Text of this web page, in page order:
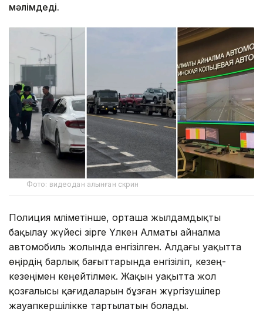
мәлімдеді.
Фото: видеодан алынған скрин
Полиция мәліметінше, орташа жылдамдықты
бақылау жүйесі әзірге Үлкен Алматы айналма
автомобиль жолында енгізілген. Алдағы уақытта
өңірдің барлық бағыттарында енгізіліп, кезең-
кезеңімен кеңейтілмек. Жақын уақытта жол
қозғалысы қағидаларын бұзған жүргізушілер
жауапкершілікке тартылатын болады.